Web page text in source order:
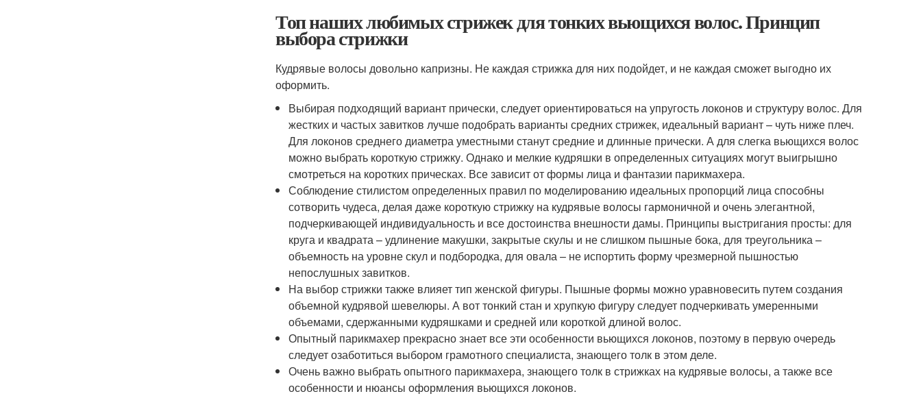
Топ наших любимых стрижек для тонких вьющихся волос. Принцип
выбора стрижки
Кудрявые волосы довольно капризны. Не каждая стрижка для них подойдет, и не каждая сможет выгодно их
оформить.
Выбирая подходящий вариант прически, следует ориентироваться на упругость локонов и структуру волос. Для
жестких и частых завитков лучше подобрать варианты средних стрижек, идеальный вариант – чуть ниже плеч.
Для локонов среднего диаметра уместными станут средние и длинные прически. А для слегка вьющихся волос
можно выбрать короткую стрижку. Однако и мелкие кудряшки в определенных ситуациях могут выигрышно
смотреться на коротких прическах. Все зависит от формы лица и фантазии парикмахера.
Соблюдение стилистом определенных правил по моделированию идеальных пропорций лица способны
сотворить чудеса, делая даже короткую стрижку на кудрявые волосы гармоничной и очень элегантной,
подчеркивающей индивидуальность и все достоинства внешности дамы. Принципы выстригания просты: для
круга и квадрата – удлинение макушки, закрытые скулы и не слишком пышные бока, для треугольника –
объемность на уровне скул и подбородка, для овала – не испортить форму чрезмерной пышностью
непослушных завитков.
На выбор стрижки также влияет тип женской фигуры. Пышные формы можно уравновесить путем создания
объемной кудрявой шевелюры. А вот тонкий стан и хрупкую фигуру следует подчеркивать умеренными
объемами, сдержанными кудряшками и средней или короткой длиной волос.
Опытный парикмахер прекрасно знает все эти особенности вьющихся локонов, поэтому в первую очередь
следует озаботиться выбором грамотного специалиста, знающего толк в этом деле.
Очень важно выбрать опытного парикмахера, знающего толк в стрижках на кудрявые волосы, а также все
особенности и нюансы оформления вьющихся локонов.